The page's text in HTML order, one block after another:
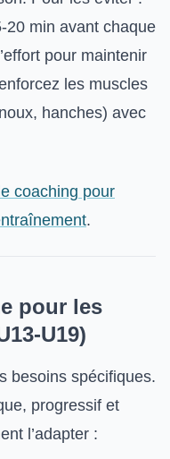
20 min avant chaque
pour maintenir
les muscles
hanches) avec
coaching pour
.
pour les
U19)
besoins spécifiques.
progressif et
l’adapter :